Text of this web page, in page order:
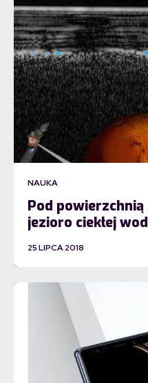
NAUKA
Pod
jezioro ciekłej
25 LIPCA 2018